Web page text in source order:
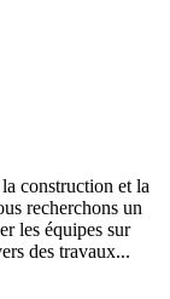
construction et la
recherchons un
les équipes sur
des travaux...